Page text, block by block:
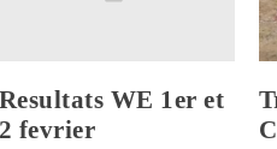
Resultats WE 1er et
2 fevrier